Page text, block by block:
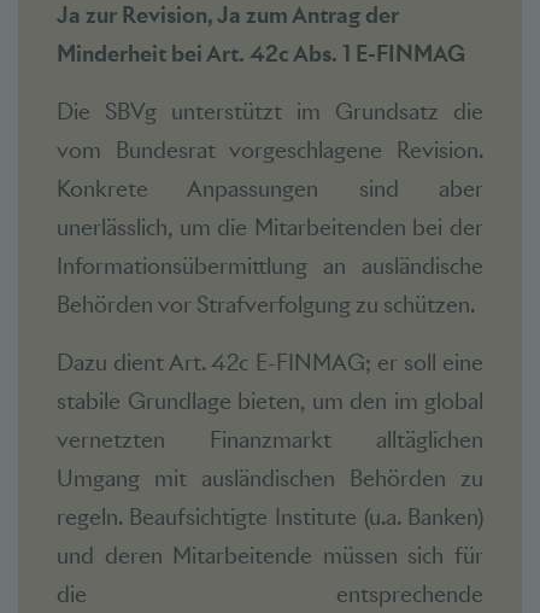
Ja zur Revision, Ja zum Antrag der
Minderheit bei Art. 42c Abs. 1 E-FINMAG
Die SBVg unterstützt im Grundsatz die
vom Bundesrat vorgeschlagene Revision.
Konkrete Anpassungen sind aber
unerlässlich, um die Mitarbeitenden bei der
Informationsübermittlung an ausländische
Behörden vor Strafverfolgung zu schützen.
Dazu dient Art. 42c E-FINMAG; er soll eine
stabile Grundlage bieten, um den im global
vernetzten Finanzmarkt alltäglichen
Umgang mit ausländischen Behörden zu
regeln. Beaufsichtigte Institute (u.a. Banken)
und deren Mitarbeitende müssen sich für
die entsprechende